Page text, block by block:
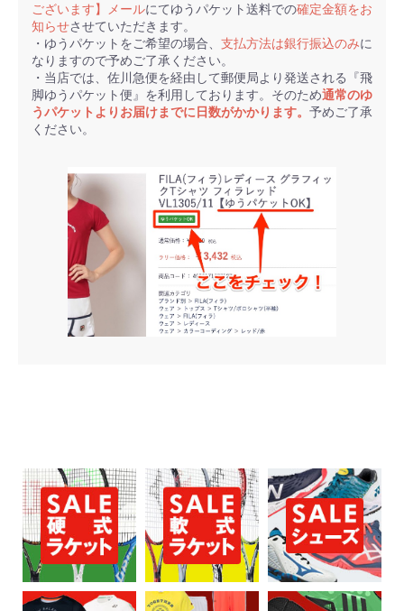
ございます】メールにてゆうパケット送料での確定金額をお
知らせさせていただきます。
・ゆうパケットをご希望の場合、 支払方法は銀行振込のみに
なりますので予めご了承ください。
・当店では、佐川急便を経由して郵便局より発送される『飛
脚ゆうパケット便』を利用しております。そのため通常のゆ
うパケットよりお届けまでに日数がかかります。 予めご了承
ください。